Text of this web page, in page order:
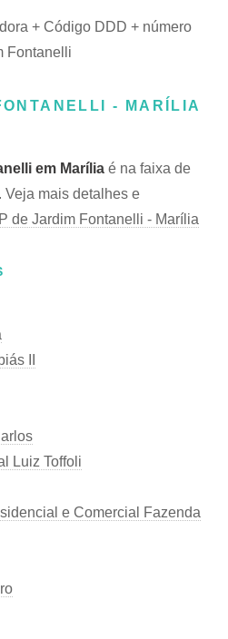
+ Código DDD + número
Fontanelli
- MARÍLIA
em Marília é na faixa de
Veja mais detalhes e
de Jardim Fontanelli - Marília
II
Luiz Toffoli
e Comercial Fazenda